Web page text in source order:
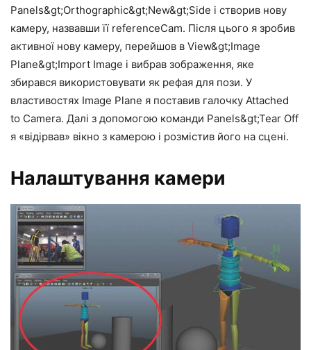
Panels&gt;Orthographic&gt;New&gt;Side і створив нову
камеру, назвавши її referenceCam. Після цього я зробив
активної нову камеру, перейшов в View&gt;Image
Plane&gt;Import Image і вибрав зображення, яке
збирався використовувати як рефая для пози. У
властивостях Image Plane я поставив галочку Attached
to Camera. Далі з допомогою команди Panels&gt;Tear Off
я «відірвав» вікно з камерою і розмістив його на сцені.
Налаштування камери